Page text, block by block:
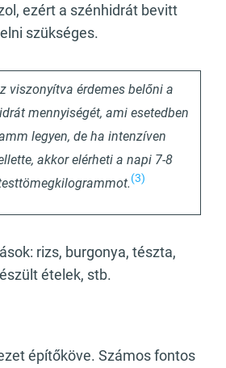
ezért a szénhidrát bevitt
szükséges.
viszonyítva érdemes belőni a
mennyiségét, ami esetedben
legyen, de ha intenzíven
akkor elérheti a napi 7-8
(3)
rizs, burgonya, tészta,
ételek, stb.
építőköve. Számos fontos